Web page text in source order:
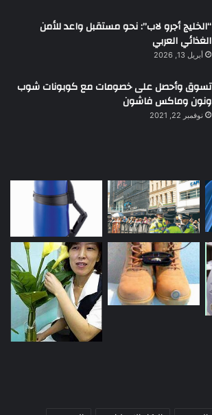
“الخليج أجرو لاب”: نحو مستقبل واعد للأمن
الغذائي العربي
أبريل 13, 2026
تسوق وأحصل على خصومات مع كوبونات شوب
ونون وماكس فاشون
نوفمبر 22, 2021